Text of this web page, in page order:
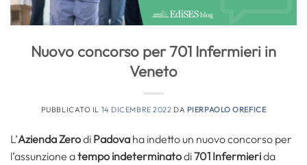
Nuovo concorso per 701 Infermieri in
Veneto
PUBBLICATO IL 14 DICEMBRE 2022 DA PIERPAOLO OREFICE
L’Azienda Zerodi Padova ha indetto un nuovo concorso per
l’assunzione atempo indeterminatodi701 Infermierida